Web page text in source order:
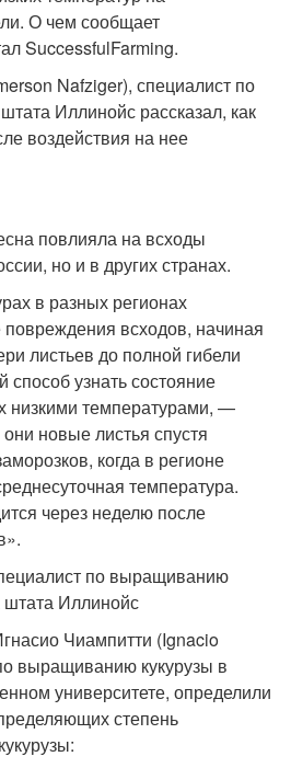
О чем сообщает
SuccessfulFarming.
Nafziger), специалист по
Иллинойс рассказал, как
воздействия на нее
повлияла на всходы
но и в других странах.
в разных регионах
всходов, начиная
листьев до полной гибели
узнать состояние
низкими температурами, —
новые листья спустя
когда в регионе
температура.
через неделю после
по выращиванию
штата Иллинойс
Чиампитти (Ignacio
выращиванию кукурузы в
университете, определили
степень